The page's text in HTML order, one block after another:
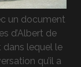
un document
d’Albert de
dans lequel le
qu’il a